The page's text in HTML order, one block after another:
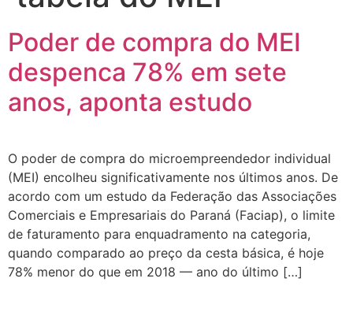
Poder de compra do MEI
despenca 78% em sete
anos, aponta estudo
O poder de compra do microempreendedor individual
(MEI) encolheu significativamente nos últimos anos. De
acordo com um estudo da Federação das Associações
Comerciais e Empresariais do Paraná (Faciap), o limite
de faturamento para enquadramento na categoria,
quando comparado ao preço da cesta básica, é hoje
78% menor do que em 2018 — ano do último […]